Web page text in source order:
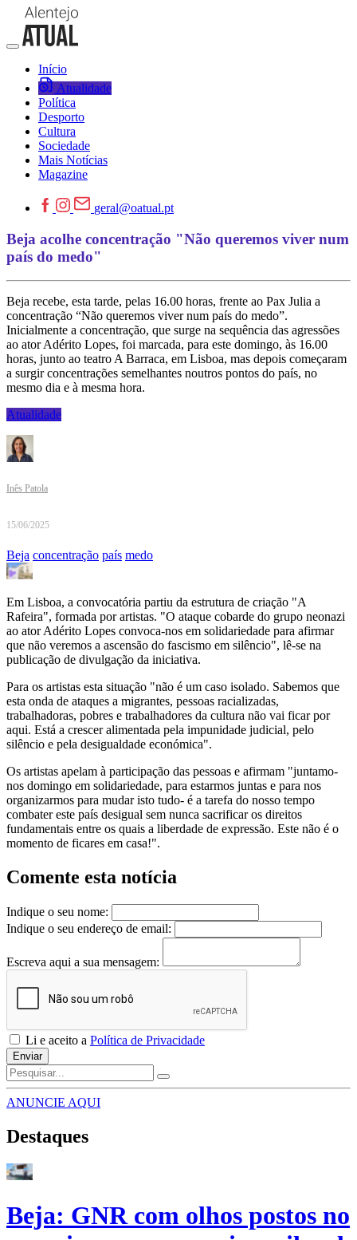
Início
Atualidade
Política
Desporto
Cultura
Sociedade
Mais Notícias
Magazine
geral@oatual.pt
Beja acolhe concentração "Não queremos viver num
país do medo"
Beja recebe, esta tarde, pelas 16.00 horas, frente ao Pax Julia a
concentração “Não queremos viver num país do medo”.
Inicialmente a concentração, que surge na sequência das agressões
ao ator Adérito Lopes, foi marcada, para este domingo, às 16.00
horas, junto ao teatro A Barraca, em Lisboa, mas depois começaram
a surgir concentrações semelhantes noutros pontos do país, no
mesmo dia e à mesma hora.
Atualidade
Inês Patola
15/06/2025
Beja concentração país medo
Em Lisboa, a convocatória partiu da estrutura de criação "A
Rafeira", formada por artistas. "O ataque cobarde do grupo neonazi
ao ator Adérito Lopes convoca-nos em solidariedade para afirmar
que não veremos a ascensão do fascismo em silêncio", lê-se na
publicação de divulgação da iniciativa.
Para os artistas esta situação "não é um caso isolado. Sabemos que
esta onda de ataques a migrantes, pessoas racializadas,
trabalhadoras, pobres e trabalhadores da cultura não vai ficar por
aqui. Está a crescer alimentada pela impunidade judicial, pelo
silêncio e pela desigualdade económica".
Os artistas apelam à participação das pessoas e afirmam "juntamo-
nos domingo em solidariedade, para estarmos juntas e para nos
organizarmos para mudar isto tudo- é a tarefa do nosso tempo
combater este país desigual sem nunca sacrificar os direitos
fundamentais entre os quais a liberdade de expressão. Este não é o
momento de ficares em casa!".
Comente esta notícia
Indique o seu nome:
Indique o seu endereço de email:
Escreva aqui a sua mensagem:
Li e aceito a Política de Privacidade
Enviar
ANUNCIE AQUI
Destaques
Beja: GNR com olhos postos no